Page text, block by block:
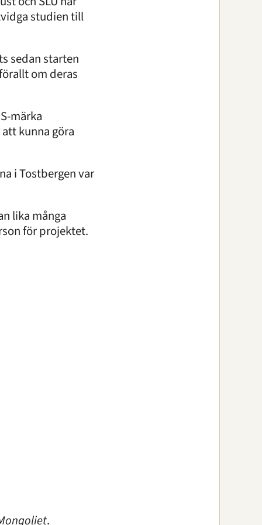
studien till
sedan starten
om deras
märka
kunna göra
i Tostbergen var
lika många
för projektet.
.